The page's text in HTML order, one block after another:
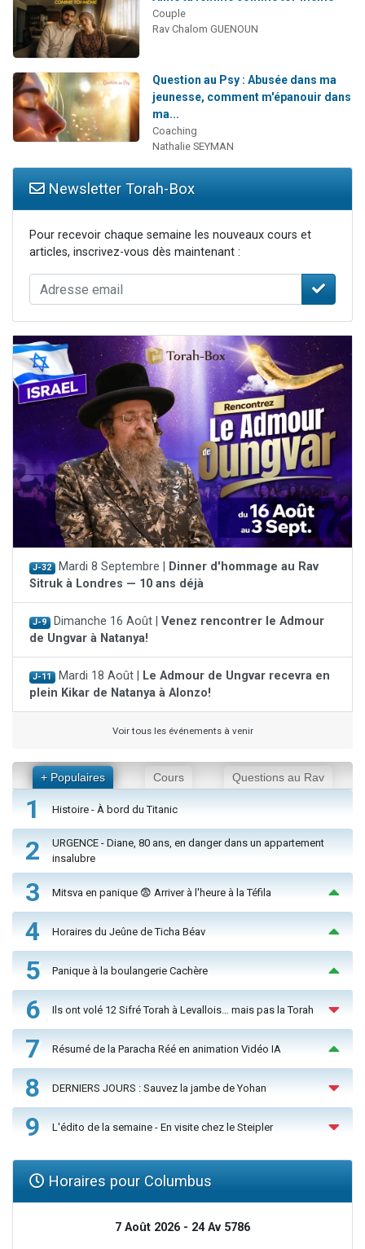
Couple
Rav Chalom GUENOUN
Question au Psy : Abusée dans ma
jeunesse, comment m'épanouir dans
ma...
Coaching
Nathalie SEYMAN
Newsletter Torah-Box
Pour recevoir chaque semaine les nouveaux cours et
articles, inscrivez-vous dès maintenant :
J-32 Mardi 8 Septembre |
Dinner d'hommage au Rav
Sitruk à Londres — 10 ans déjà
J-9 Dimanche 16 Août | Venez rencontrer le Admour
de Ungvar à Natanya!
J-11 Mardi 18 Août |
Le Admour de Ungvar recevra en
plein Kikar de Natanya à Alonzo!
Voir tous les événements à venir
+ Populaires Cours Questions au Rav
1 Histoire - À bord du Titanic
2
URGENCE - Diane, 80 ans, en danger dans un appartement
insalubre
3 Mitsva en panique 😨 Arriver à l'heure à la Téfila
4 Horaires du Jeûne de Ticha Béav
5 Panique à la boulangerie Cachère
6 Ils ont volé 12 Sifré Torah à Levallois… mais pas la Torah
7 Résumé de la Paracha Réé en animation Vidéo IA
8 DERNIERS JOURS : Sauvez la jambe de Yohan
9 L'édito de la semaine - En visite chez le Steipler
Horaires pour Columbus
7 Août 2026 - 24 Av 5786